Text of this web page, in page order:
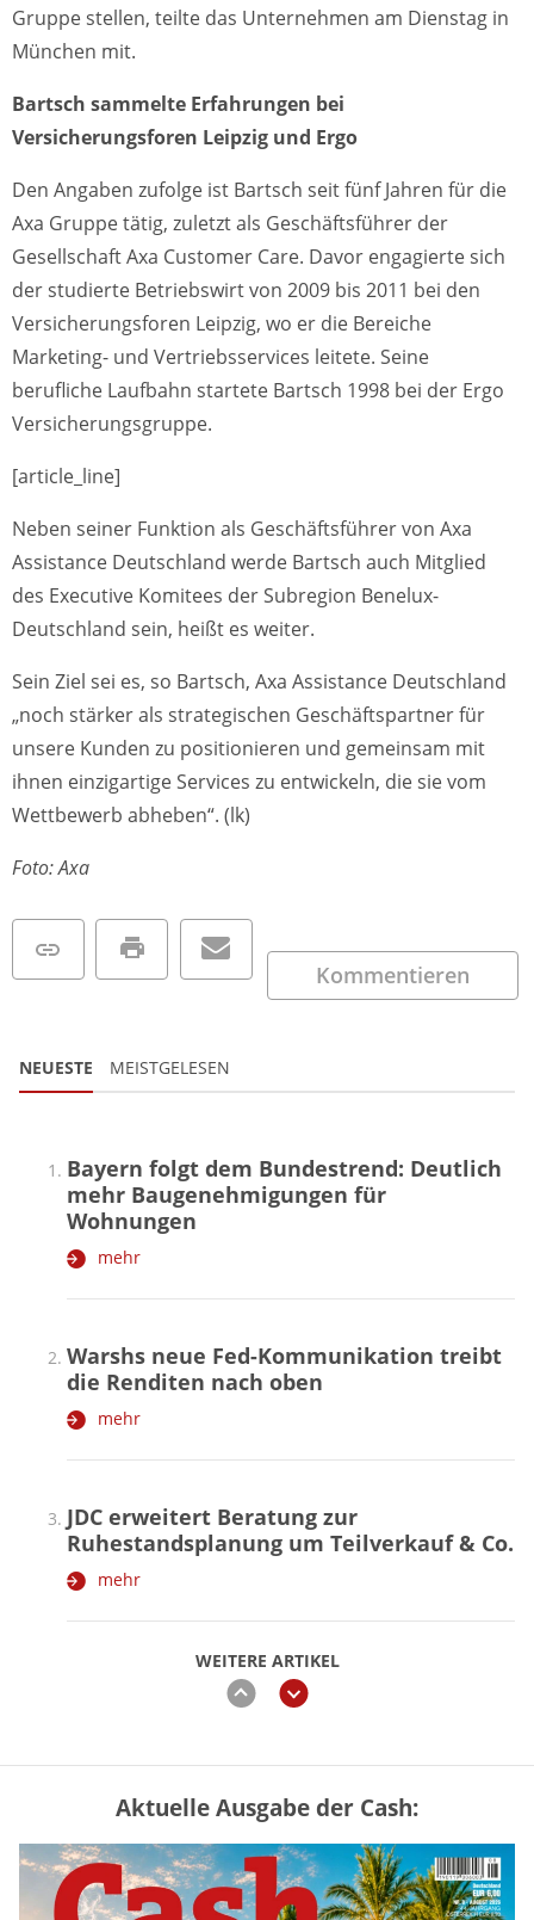
Gruppe stellen, teilte das Unternehmen am Dienstag in
München mit.
Bartsch sammelte Erfahrungen bei
Versicherungsforen Leipzig und Ergo
Den Angaben zufolge ist Bartsch seit fünf Jahren für die
Axa Gruppe tätig, zuletzt als Geschäftsführer der
Gesellschaft Axa Customer Care. Davor engagierte sich
der studierte Betriebswirt von 2009 bis 2011 bei den
Versicherungsforen Leipzig, wo er die Bereiche
Marketing- und Vertriebsservices leitete. Seine
berufliche Laufbahn startete Bartsch 1998 bei der Ergo
Versicherungsgruppe.
[article_line]
Neben seiner Funktion als Geschäftsführer von Axa
Assistance Deutschland werde Bartsch auch Mitglied
des Executive Komitees der Subregion Benelux-
Deutschland sein, heißt es weiter.
Sein Ziel sei es, so Bartsch, Axa Assistance Deutschland
„noch stärker als strategischen Geschäftspartner für
unsere Kunden zu positionieren und gemeinsam mit
ihnen einzigartige Services zu entwickeln, die sie vom
Wettbewerb abheben“. (lk)
Foto: Axa
Kommentieren
NEUESTE MEISTGELESEN
WEITERE ARTIKEL
zurückweiter
Bayern folgt dem Bundestrend: Deutlich
mehr Baugenehmigungen für
Wohnungen
mehr
Warshs neue Fed-Kommunikation treibt
die Renditen nach oben
mehr
JDC erweitert Beratung zur
Ruhestandsplanung um Teilverkauf & Co.
mehr
„Jung kauft Alt“ 2026: Neue Förderung im
Überblick – Tabelle mit Kreditbeträgen
und Einkommensgrenzen
mehr
Aktuelle Ausgabe der Cash: